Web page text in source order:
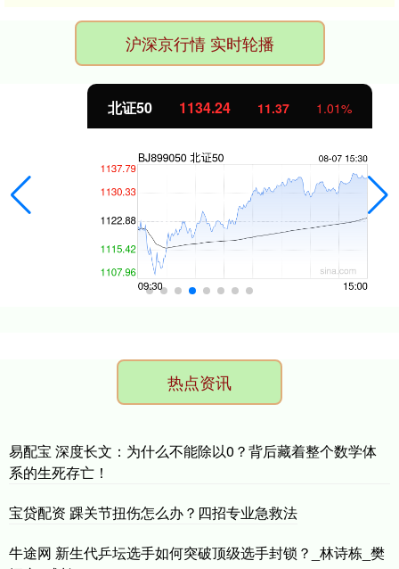
沪深京行情 实时轮播
北证50 1134.24 11.37 1.01%
热点资讯
易配宝 深度长文：为什么不能除以0？背后藏着整个数学体
系的生死存亡！
宝贷配资 踝关节扭伤怎么办？四招专业急救法
牛途网 新生代乒坛选手如何突破顶级选手封锁？_林诗栋_樊